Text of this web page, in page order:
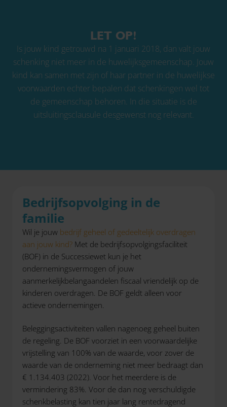
LET OP!
Is jouw kind getrouwd na 1 januari 2018, dan valt jouw
schenking niet meer in de huwelijksgemeenschap. Jouw
kind kan samen met zijn of haar partner in de huwelijkse
voorwaarden echter bepalen dat schenkingen wel tot
de gemeenschap behoren. In die situatie is de
uitsluitingsclausule desgewenst nog relevant.
Bedrijfsopvolging in de
familie
Wil je jouw bedrijf geheel of gedeeltelijk overdragen
aan jouw kind? Met de bedrijfsopvolgingsfaciliteit
(BOF) in de Successiewet kun je het
ondernemingsvermogen of jouw
aanmerkelijkbelangaandelen fiscaal vriendelijk op de
kinderen overdragen. De BOF geldt alleen voor
actieve ondernemingen.
Beleggingsactiviteiten vallen nagenoeg geheel buiten
de regeling. De BOF voorziet in een voorwaardelijke
vrijstelling van 100% van de waarde, voor zover de
waarde van de onderneming niet meer bedraagt dan
€ 1.134.403 (2022). Voor het meerdere is de
vermindering 83%. Voor de dan nog verschuldigde
schenkbelasting kan tien jaar lang rentedragend